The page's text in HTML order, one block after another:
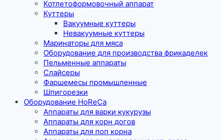
Котлетоформовочный аппарат
Куттеры
Вакуумные куттеры
Невакуумные куттеры
Маринаторы для мяса
Оборудование для производства фрикаделек
Пельменные аппараты
Слайсеры
Фаршемесы промышленные
Шпигорезки
Оборудование HoReCa
Аппараты для варки кукурузы
Аппараты для корн догов
Аппараты для поп корна